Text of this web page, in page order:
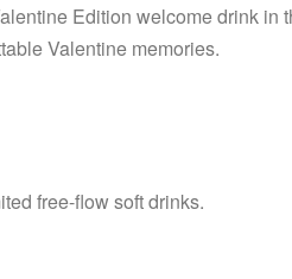
Edition welcome drink in
Valentine memories.
free-flow soft drinks.